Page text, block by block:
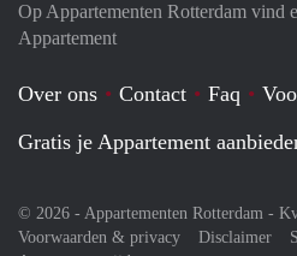
Op Appartementen Rotterdam vind
Appartement
Over ons Contact Faq
Gratis je Appartement
© 2026 - Appartementen Rotterdam -
Voorwaarden & privacy
Disclaimer